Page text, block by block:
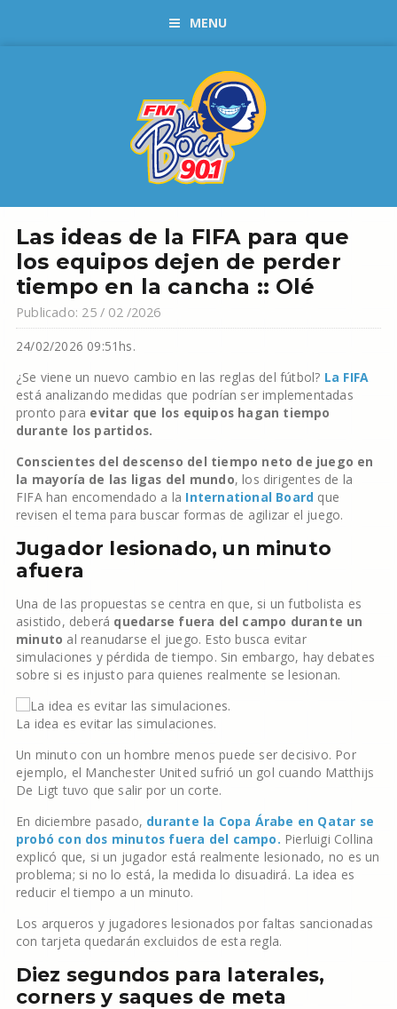
MENU
Las ideas de la FIFA para que
los equipos dejen de perder
tiempo en la cancha :: Olé
Publicado: 25 / 02 /2026
24/02/2026 09:51hs.
¿Se viene un nuevo cambio en las reglas del fútbol? La FIFA
está analizando medidas que podrían ser implementadas
pronto para evitar que los equipos hagan tiempo
durante los partidos.
Conscientes del descenso del tiempo neto de juego en
la mayoría de las ligas del mundo, los dirigentes de la
FIFA han encomendado a la International Board que
revisen el tema para buscar formas de agilizar el juego.
Jugador lesionado, un minuto
afuera
Una de las propuestas se centra en que, si un futbolista es
asistido, deberá quedarse fuera del campo durante un
minuto al reanudarse el juego. Esto busca evitar
simulaciones y pérdida de tiempo. Sin embargo, hay debates
sobre si es injusto para quienes realmente se lesionan.
La idea es evitar las simulaciones.
Un minuto con un hombre menos puede ser decisivo. Por
ejemplo, el Manchester United sufrió un gol cuando Matthijs
De Ligt tuvo que salir por un corte.
En diciembre pasado, durante la Copa Árabe en Qatar se
probó con dos minutos fuera del campo. Pierluigi Collina
explicó que, si un jugador está realmente lesionado, no es un
problema; si no lo está, la medida lo disuadirá. La idea es
reducir el tiempo a un minuto.
Los arqueros y jugadores lesionados por faltas sancionadas
con tarjeta quedarán excluidos de esta regla.
Diez segundos para laterales,
corners y saques de meta